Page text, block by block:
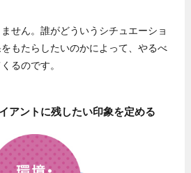
せん。誰がどういうシチュエーショ
もたらしたいのかによって、やるべ
るのです。
アントに残したい印象を定める